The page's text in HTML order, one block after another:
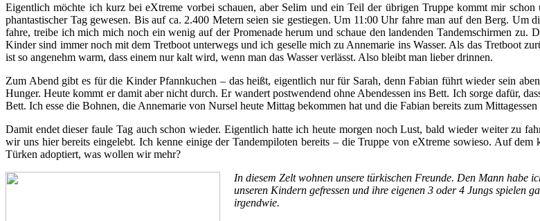
Eigentlich möchte ich kurz bei eXtreme vorbei schauen, aber Selim und ein Teil der übrigen Truppe kommt mir
phantastischer Tag gewesen. Bis auf ca. 2.400 Metern seien sie gestiegen. Um 11:00 Uhr fahre man auf den Berg.
fahre, treibe ich mich mich noch ein wenig auf der Promenade herum und schaue den landenden Tandemschirmen
Kinder sind immer noch mit dem Tretboot unterwegs und ich geselle mich zu Annemarie ins Wasser. Als das Tretboot
ist so angenehm warm, dass einem nur kalt wird, wenn man das Wasser verlässt. Also bleibt man lieber drinnen.
Zum Abend gibt es für die Kinder Pfannkuchen – das heißt, eigentlich nur für Sarah, denn Fabian führt wieder sein
Hunger. Heute kommt er damit aber nicht durch. Er wandert postwendend ohne Abendessen ins Bett. Ich sorge dafür,
Bett. Ich esse die Bohnen, die Annemarie von Nursel heute Mittag bekommen hat und die Fabian bereits zum
Damit endet dieser faule Tag auch schon wieder. Eigentlich hatte ich heute morgen noch Lust, bald wieder weiter zu
wir uns hier bereits eingelebt. Ich kenne einige der Tandempiloten bereits – die Truppe von eXtreme sowieso. Auf
Türken adoptiert, was wollen wir mehr?
In diesem Zelt wohnen unsere türkischen Freunde. Den Mann habe
unseren Kindern gefressen und ihre eigenen 3 oder 4 Jungs spielen
irgendwie.